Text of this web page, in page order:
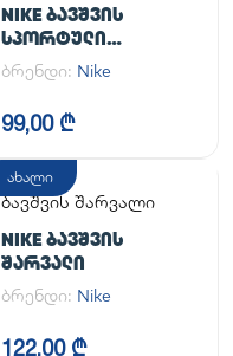
NIKE ᲑᲐᲕᲨᲕᲘᲡ
ᲡᲞᲝᲠᲢᲣᲚᲘ
ᲙᲝᲛᲞᲚᲔᲥᲢᲘ
ბრენდი: Nike
99,00 ₾
ახალი
ბავშვის შარვალი
NIKE ᲑᲐᲕᲨᲕᲘᲡ
ᲨᲐᲠᲕᲐᲚᲘ
ბრენდი: Nike
122,00 ₾